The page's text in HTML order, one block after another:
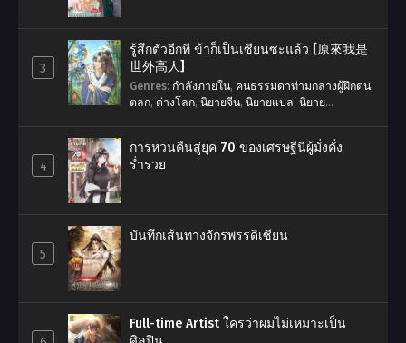
3
รู้สึกตัวอีกที ข้าก็เป็นเซียนซะแล้ว [原來我是
世外高人]
Genres: กำลังภายใน, คนธรรมดาท่ามกลางผู้ฝึกตน,
ตลก, ต่างโลก, นิยายจีน, นิยายแปล, นิยาย
4
การหวนคืนสู่ยุค 70 ของเศรษฐีนีผู้มั่งคั่ง
ร่ำรวย
5
บันทึกเส้นทางจักรพรรดิเซียน
Full-time Artist ใครว่าผมไม่เหมาะเป็น